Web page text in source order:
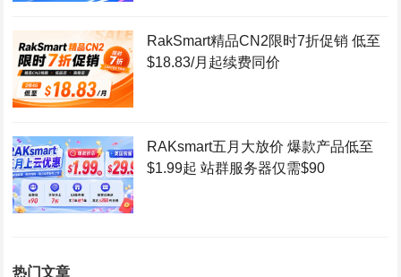
RakSmart精品CN2限时7折促销 低至
$18.83/月起续费同价
RAKsmart五月大放价 爆款产品低至
$1.99起 站群服务器仅需$90
热门文章